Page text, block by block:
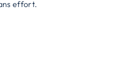
effort.